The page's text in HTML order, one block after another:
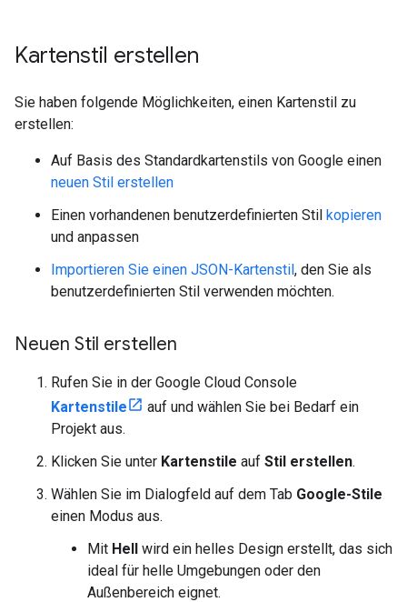
Kartenstil erstellen
Sie haben folgende Möglichkeiten, einen Kartenstil zu
erstellen:
Auf Basis des Standardkartenstils von Google einen
neuen Stil erstellen
Einen vorhandenen benutzerdefinierten Stil kopieren
und anpassen
Importieren Sie einen JSON-Kartenstil, den Sie als
benutzerdefinierten Stil verwenden möchten.
Neuen Stil erstellen
Rufen Sie in der Google Cloud Console
Kartenstile
auf und wählen Sie bei Bedarf ein
Projekt aus.
Klicken Sie unter Kartenstile auf Stil erstellen.
Wählen Sie im Dialogfeld auf dem Tab Google-Stile
einen Modus aus.
Mit Hell wird ein helles Design erstellt, das sich
ideal für helle Umgebungen oder den
Außenbereich eignet.